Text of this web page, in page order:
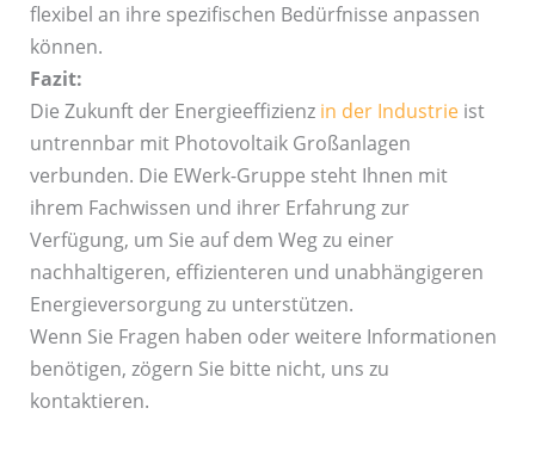
flexibel an ihre spezifischen Bedürfnisse anpassen
können.
Fazit:
Die Zukunft der Energieeffizienz in der Industrieist
untrennbar mit Photovoltaik Großanlagen
verbunden. Die EWerk-Gruppe steht Ihnen mit
ihrem Fachwissen und ihrer Erfahrung zur
Verfügung, um Sie auf dem Weg zu einer
nachhaltigeren, effizienteren und unabhängigeren
Energieversorgung zu unterstützen.
Wenn Sie Fragen haben oder weitere Informationen
benötigen, zögern Sie bitte nicht, uns zu
kontaktieren.